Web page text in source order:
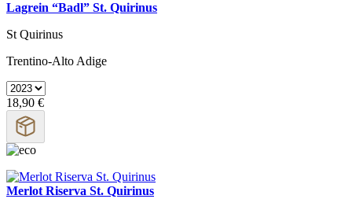
Lagrein “Badl” St. Quirinus
St Quirinus
Trentino-Alto Adige
18,90 €
Merlot Riserva St. Quirinus